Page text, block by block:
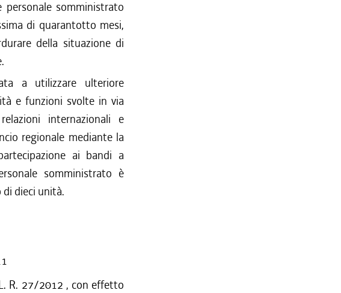
somministrato
di quarantotto mesi,
della situazione di
a utilizzare ulteriore
e funzioni svolte in via
internazionali e
regionale mediante la
ai bandi a
somministrato è
dieci unità.
R. 27/2012 , con effetto